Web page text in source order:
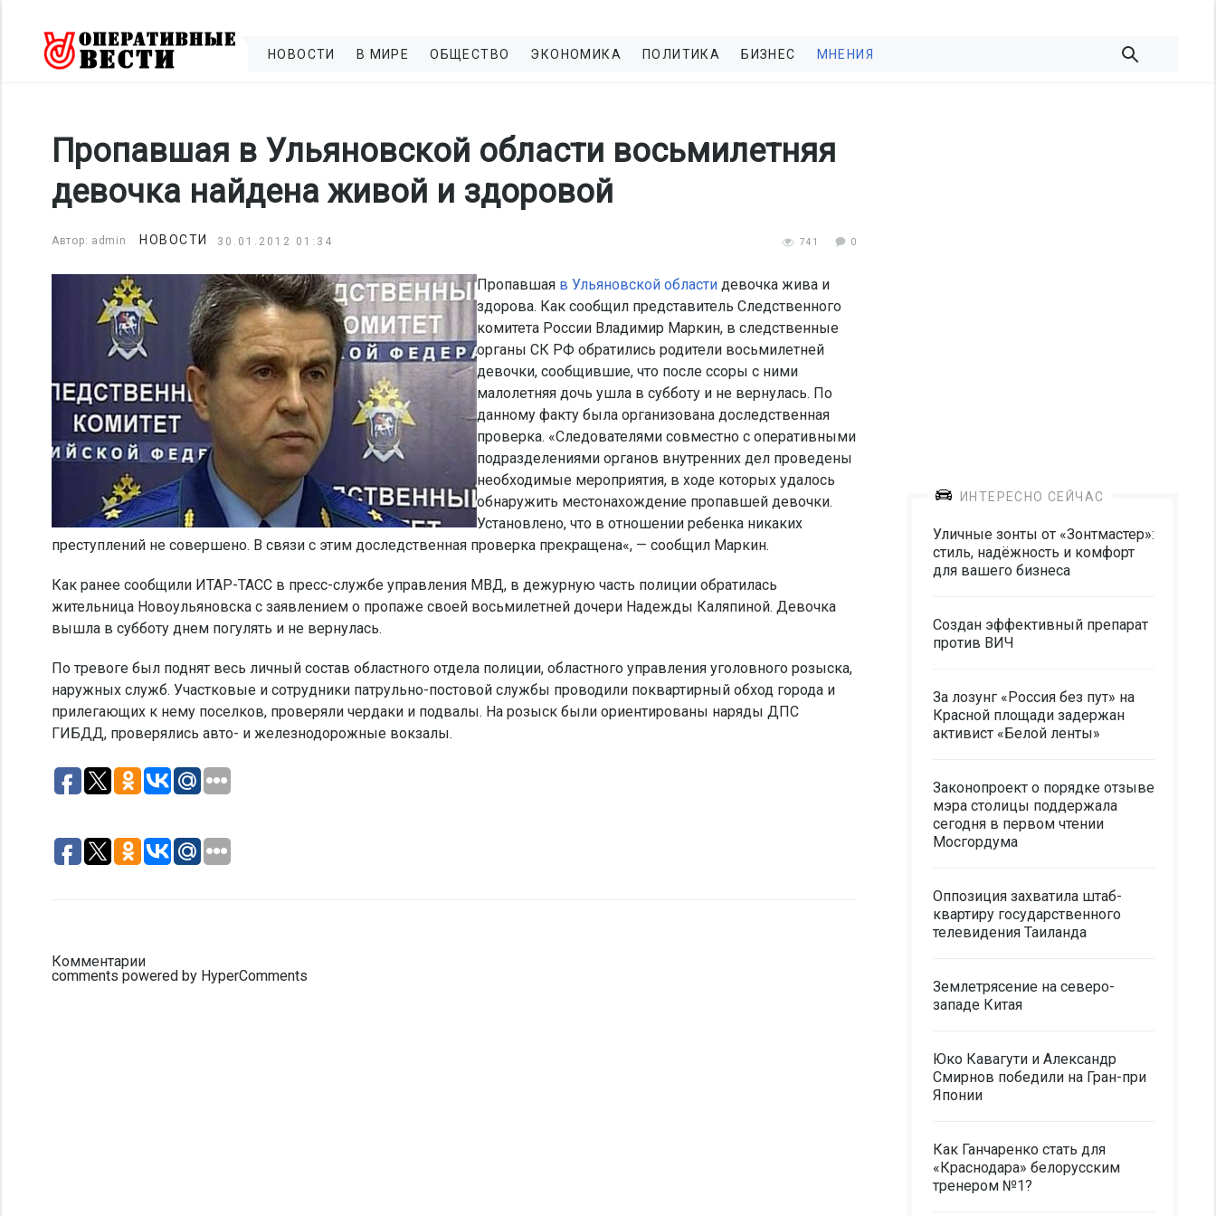
НОВОСТИ В МИРЕ ОБЩЕСТВО ЭКОНОМИКА ПОЛИТИКА БИЗНЕС МНЕНИЯ
Пропавшая в Ульяновской области восьмилетняя
девочка найдена живой и здоровой
Автор: admin НОВОСТИ 30.01.2012 01:34 741 0
Пропавшая в Ульяновской области девочка жива и
здорова. Как сообщил представитель Следственного
комитета России Владимир Маркин, в следственные
органы СК РФ обратились родители восьмилетней
девочки, сообщившие, что после ссоры с ними
малолетняя дочь ушла в субботу и не вернулась. По
данному факту была организована доследственная
проверка. «Следователями совместно с оперативными
подразделениями органов внутренних дел проведены
необходимые мероприятия, в ходе которых удалось
обнаружить местонахождение пропавшей девочки.
Установлено, что в отношении ребенка никаких
преступлений не совершено. В связи с этим доследственная проверка прекращена«, — сообщил Маркин.
Как ранее сообщили ИТАР-ТАСС в пресс-службе управления МВД, в дежурную часть полиции обратилась
жительница Новоульяновска с заявлением о пропаже своей восьмилетней дочери Надежды Каляпиной. Девочка
вышла в субботу днем погулять и не вернулась.
По тревоге был поднят весь личный состав областного отдела полиции, областного управления уголовного розыска,
наружных служб. Участковые и сотрудники патрульно-постовой службы проводили поквартирный обход города и
прилегающих к нему поселков, проверяли чердаки и подвалы. На розыск были ориентированы наряды ДПС
ГИБДД, проверялись авто- и железнодорожные вокзалы.
Комментарии
comments powered by HyperComments
ИНТЕРЕСНО СЕЙЧАС
Уличные зонты от «Зонтмастер»:
стиль, надёжность и комфорт
для вашего бизнеса
Создан эффективный препарат
против ВИЧ
За лозунг «Россия без пут» на
Красной площади задержан
активист «Белой ленты»
Законопроект о порядке отзыве
мэра столицы поддержала
сегодня в первом чтении
Мосгордума
Оппозиция захватила штаб-
квартиру государственного
телевидения Таиланда
Землетрясение на северо-
западе Китая
Юко Кавагути и Александр
Смирнов победили на Гран-при
Японии
Как Ганчаренко стать для
«Краснодара» белорусским
тренером №1?